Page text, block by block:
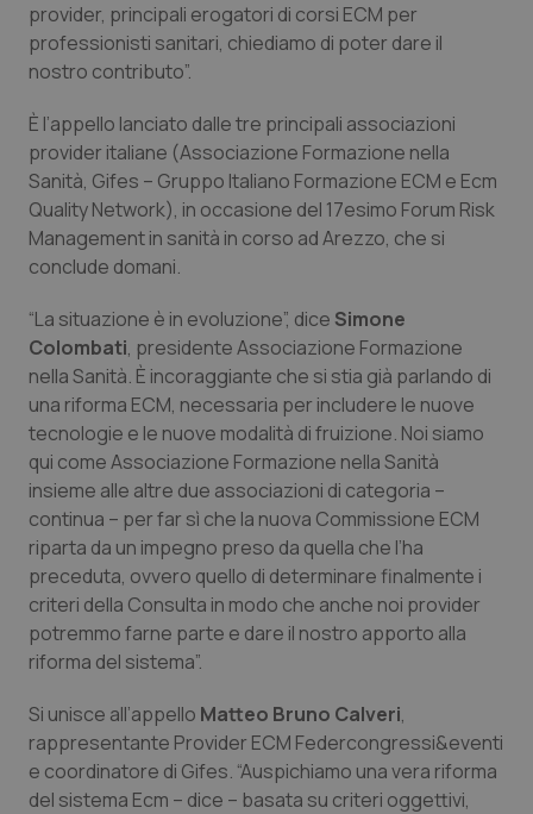
Calabria
Emilia-Romagna
Friuli Venezia Giulia
Liguria
Lombardia
Marche
Molise
Piemonte
Provincia Autonoma di Bolzano
Provincia Autonoma di Trento
Puglia
Asma & BPCO
Colesterolo & coronaropatie
Dermatite Atopica
Disturbi dell’umore
Dolore
Donna & Salute
Epatiti
HIV
Infezioni & Febbre
Ipertensione & Scompenso
Malattie rare
provider, principali erogatori di corsi ECM per
professionisti sanitari, chiediamo di poter dare il
nostro contributo”.
È l’appello lanciato dalle tre principali associazioni
provider italiane (Associazione Formazione nella
Sanità, Gifes – Gruppo Italiano Formazione ECM e Ecm
Quality Network), in occasione del 17esimo Forum Risk
Management in sanità in corso ad Arezzo, che si
conclude domani.
“La situazione è in evoluzione”, dice Simone
Colombati, presidente Associazione Formazione
nella Sanità. È incoraggiante che si stia già parlando di
una riforma ECM, necessaria per includere le nuove
tecnologie e le nuove modalità di fruizione. Noi siamo
qui come Associazione Formazione nella Sanità
insieme alle altre due associazioni di categoria –
continua – per far sì che la nuova Commissione ECM
riparta da un impegno preso da quella che l’ha
preceduta, ovvero quello di determinare finalmente i
criteri della Consulta in modo che anche noi provider
potremmo farne parte e dare il nostro apporto alla
riforma del sistema”.
Si unisce all’appello Matteo Bruno Calveri,
rappresentante Provider ECM Federcongressi&eventi
e coordinatore di Gifes. “Auspichiamo una vera riforma
del sistema Ecm – dice – basata su criteri oggettivi,